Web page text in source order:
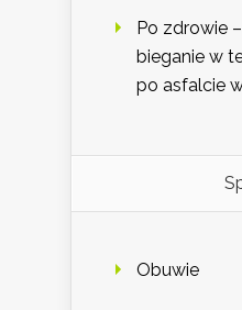
Po zdrowie
bieganie w
po asfalcie
Obuwie